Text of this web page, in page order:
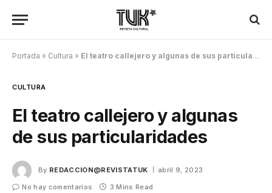
Portada » Cultura » El teatro callejero y algunas de sus particularidades
CULTURA
El teatro callejero y algunas
de sus particularidades
By REDACCION@REVISTATUK
abril 9, 2023
No hay comentarios
3 Mins Read